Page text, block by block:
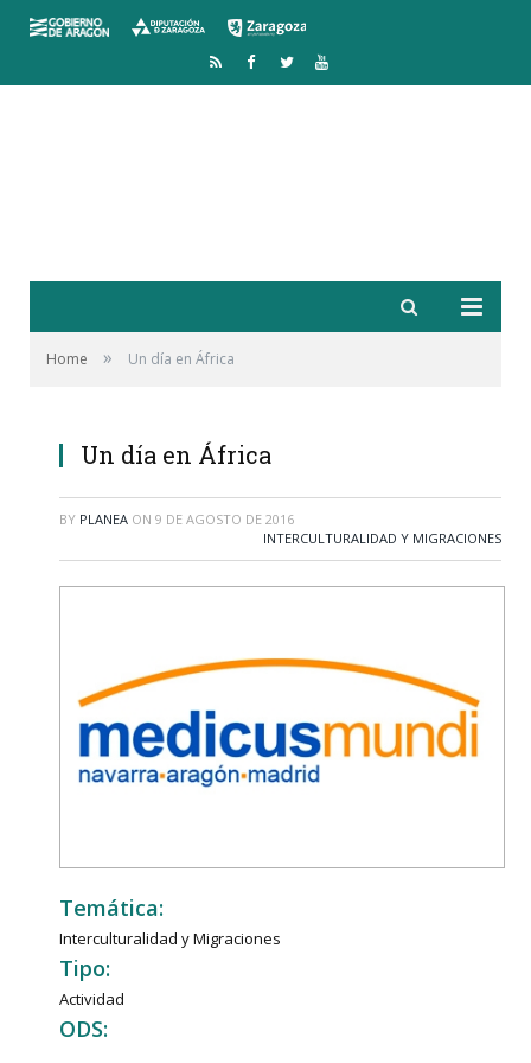
RSS Facebook
TwitterYouTube
Home » Un día en África
Un día en África
BY PLANEA ON 9 DE AGOSTO DE 2016
INTERCULTURALIDAD Y MIGRACIONES
Temática:
Interculturalidad y Migraciones
Tipo:
Actividad
ODS: